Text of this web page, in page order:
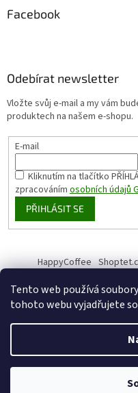
Tento web používá
tohoto webu vyjadřujete
Facebook
Odebírat newsletter
Vložte svůj e-mail a my vám
produktech na našem e-shopu.
E-mail
Kliknutím na tlačítko
zpracovánímosobních údajů
PŘIHLÁSIT SE
HappyCoffee
Copyright 2026